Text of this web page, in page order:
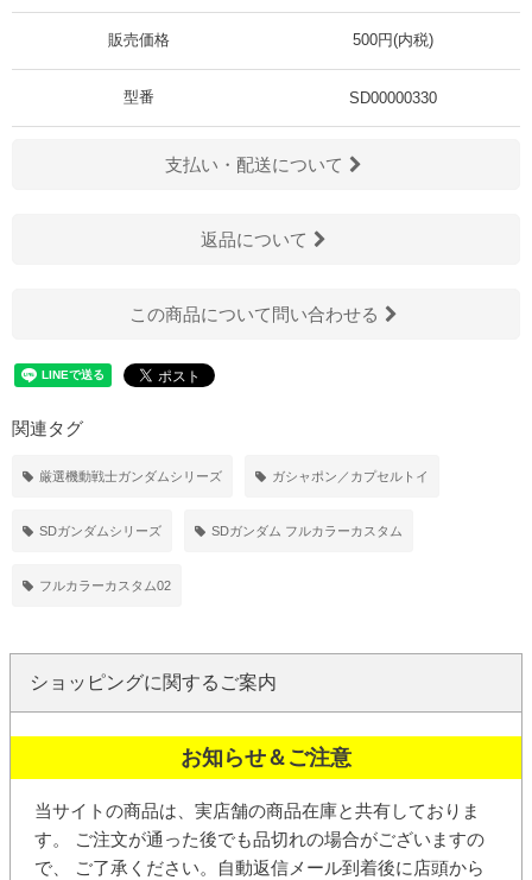
販売価格 500円(内税)
型番 SD00000330
支払い・配送について
返品について
この商品について問い合わせる
関連タグ
厳選機動戦士ガンダムシリーズ ガシャポン／カプセルトイ
SDガンダムシリーズ SDガンダム フルカラーカスタム
フルカラーカスタム02
ショッピングに関するご案内
お知らせ＆ご注意
当サイトの商品は、実店舗の商品在庫と共有しておりま
す。 ご注文が通った後でも品切れの場合がございますの
で、 ご了承ください。
自動返信メール到着後に店頭から